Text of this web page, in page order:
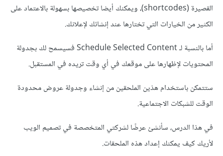
القصيرة (shortcodes)، ويمكنك أيضا تخصيصها بسهولة بالاعتماد على
الكثير من الخيارات التي تختارها عند إنشائك لإعلانك.
أما بالنسبة لـ Schedule Selected Content فسيسمح لك بجدولة
المحتويات لإظهارها على موقعك في أي وقت تريده في المستقبل.
ستتمكن باستخدام هذين الملحقين من إنشاء وجدولة عروض محدودة
الوقت للشبكات الاجتماعية.
في هذا الدرس، سأنشئ عرضًا لشركتي المتخصصة في تصميم الويب
لأريك كيف يمكنك إعداد هذه الملحقات.